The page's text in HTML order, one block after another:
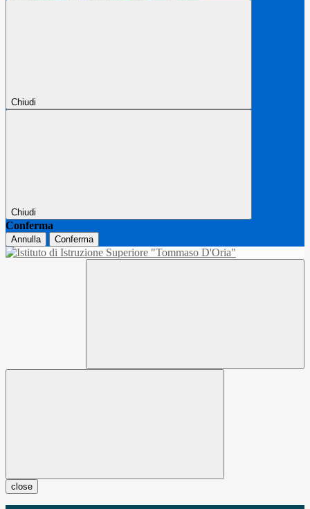
Chiudi
Chiudi
Conferma
Annulla Conferma
close